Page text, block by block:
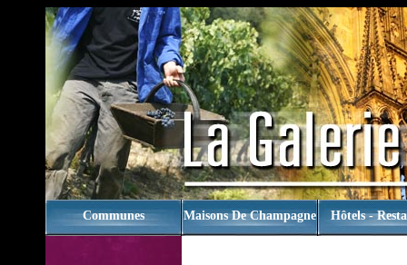
Communes Maisons De Champagne Hôtels -